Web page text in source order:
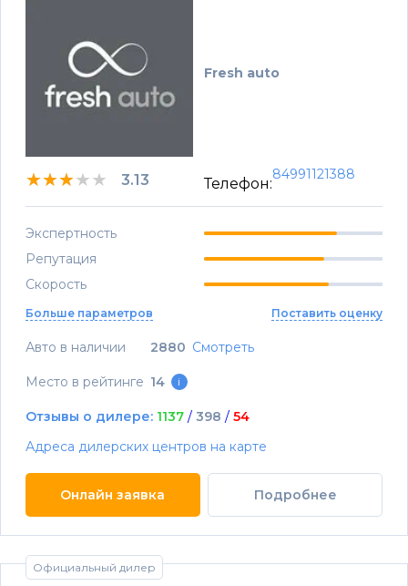
Fresh auto
★★★★★
★★★★★
★★★★★ 3.13 Телефон:
84991121388
Экспертность
Репутация
Скорость
Больше параметров Поставить оценку
Авто в наличии 2880 Смотреть
Место в рейтинге 14 i
Отзывы о дилере: 1137 / 398 / 54
Адреса дилерских центров на карте
Онлайн заявка Подробнее
Официальный дилер